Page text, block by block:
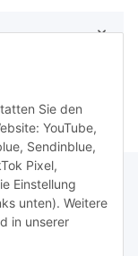
Sie den
YouTube,
Sendinblue,
Pixel,
Einstellung
unten). Weitere
in unserer